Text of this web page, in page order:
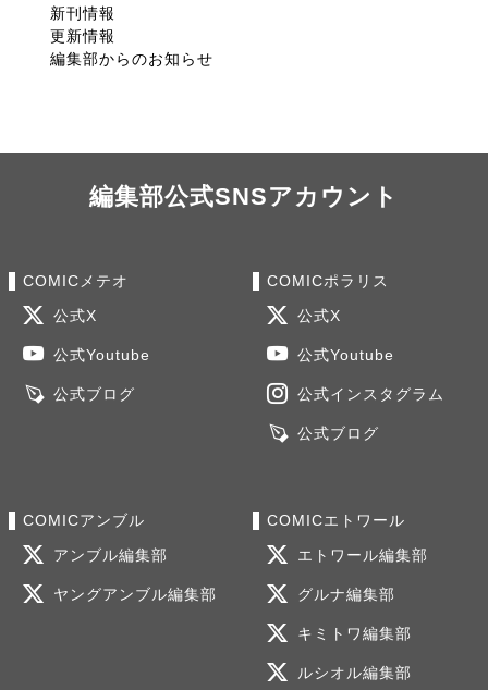
新刊情報
更新情報
編集部からのお知らせ
編集部公式SNSアカウント
COMICメテオ
公式X
公式Youtube
公式ブログ
COMICポラリス
公式X
公式Youtube
公式インスタグラム
公式ブログ
COMICアンブル
アンブル編集部
ヤングアンブル編集部
COMICエトワール
エトワール編集部
グルナ編集部
キミトワ編集部
ルシオル編集部